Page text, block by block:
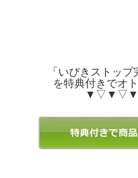
「いびきストップ
を特典付きでオ